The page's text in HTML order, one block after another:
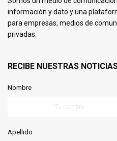
información y dato y una
para empresas, medios de
privadas.
RECIBE NUESTRAS
Nombre
Apellido